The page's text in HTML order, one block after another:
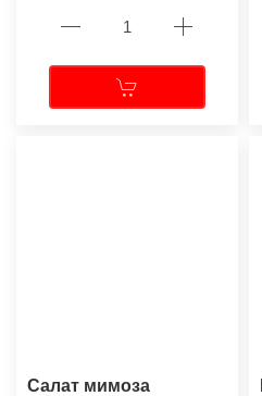
Салат мимоза